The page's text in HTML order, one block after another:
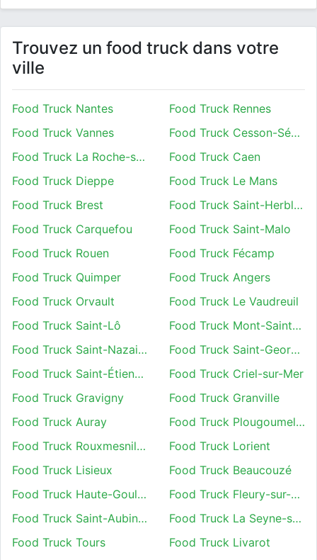
Trouvez un food truck dans votre
ville
Food Truck Nantes
Food Truck Rennes
Food Truck Vannes
Food Truck Cesson-Sévigné
Food Truck La Roche-sur-Yon
Food Truck Caen
Food Truck Dieppe
Food Truck Le Mans
Food Truck Brest
Food Truck Saint-Herblain
Food Truck Carquefou
Food Truck Saint-Malo
Food Truck Rouen
Food Truck Fécamp
Food Truck Quimper
Food Truck Angers
Food Truck Orvault
Food Truck Le Vaudreuil
Food Truck Saint-Lô
Food Truck Mont-Saint-Aignan
Food Truck Saint-Nazaire
Food Truck Saint-Georges-des-Groseillers
Food Truck Saint-Étienne-du-Rouvray
Food Truck Criel-sur-Mer
Food Truck Gravigny
Food Truck Granville
Food Truck Auray
Food Truck Plougoumelen
Food Truck Rouxmesnil-Bouteilles
Food Truck Lorient
Food Truck Lisieux
Food Truck Beaucouzé
Food Truck Haute-Goulaine
Food Truck Fleury-sur-Orne
Food Truck Saint-Aubin-sur-Scie
Food Truck La Seyne-sur-Mer
Food Truck Tours
Food Truck Livarot